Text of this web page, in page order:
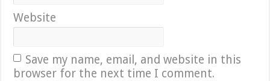
Website
Save my name, email, and website in this
browser for the next time I comment.